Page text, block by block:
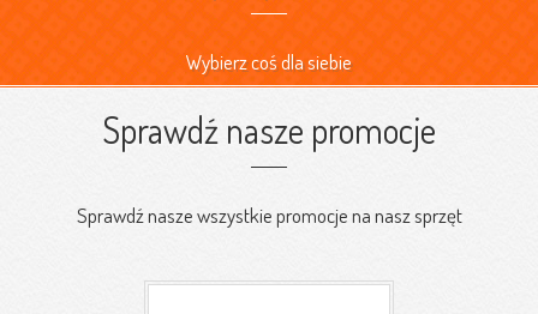
Wybierz coś dla siebie
Sprawdź nasze promocje
Sprawdź nasze wszystkie promocje na nasz sprzęt